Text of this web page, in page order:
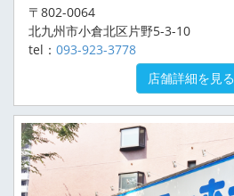
〒802-0064
北九州市小倉北区片野5-3-10
tel： 093-923-3778
店舗詳細を見る